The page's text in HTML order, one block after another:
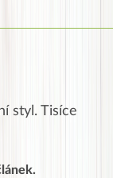
styl. Tisíce